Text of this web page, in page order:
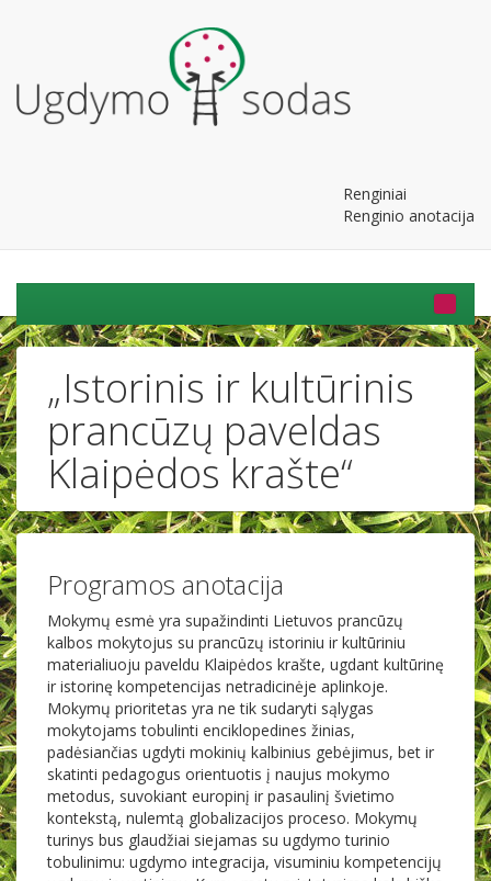
Renginiai
Renginio anotacija
„Istorinis ir kultūrinis
prancūzų paveldas
Klaipėdos krašte“
Programos anotacija
Mokymų esmė yra supažindinti Lietuvos prancūzų
kalbos mokytojus su prancūzų istoriniu ir kultūriniu
materialiuoju paveldu Klaipėdos krašte, ugdant kultūrinę
ir istorinę kompetencijas netradicinėje aplinkoje.
Mokymų prioritetas yra ne tik sudaryti sąlygas
mokytojams tobulinti enciklopedines žinias,
padėsiančias ugdyti mokinių kalbinius gebėjimus, bet ir
skatinti pedagogus orientuotis į naujus mokymo
metodus, suvokiant europinį ir pasaulinį švietimo
kontekstą, nulemtą globalizacijos proceso. Mokymų
turinys bus glaudžiai siejamas su ugdymo turinio
tobulinimu: ugdymo integracija, visuminiu kompetencijų